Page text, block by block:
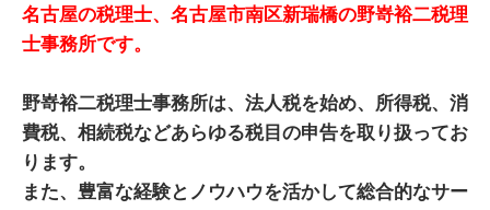
名古屋の税理士、名古屋市南区新瑞橋の野嵜裕二税理
士事務所です。
野嵜裕二税理士事務所は、法人税を始め、所得税、消
費税、相続税などあらゆる税目の申告を取り扱ってお
ります。
また、豊富な経験とノウハウを活かして総合的なサー